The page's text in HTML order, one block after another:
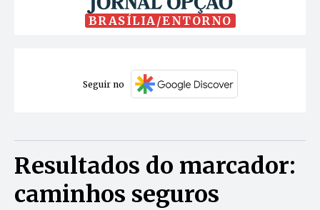
BRASÍLIA/ENTORNO
Seguir no
Resultados do marcador:
caminhos seguros